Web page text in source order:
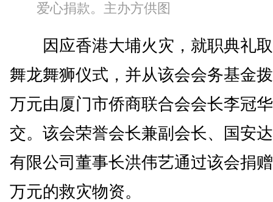
爱心捐款。主办方供图
因应香港大埔火灾，就职典礼
舞龙舞狮仪式，并从该会会务基金
万元由厦门市侨商联合会会长李冠
交。该会荣誉会长兼副会长、国安
有限公司董事长洪伟艺通过该会捐
万元的救灾物资。